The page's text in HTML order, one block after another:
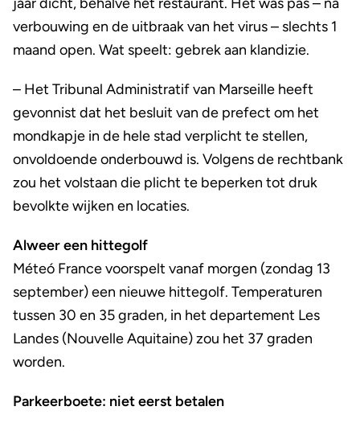
verbouwing en de uitbraak van het virus – slechts 1
maand open. Wat speelt: gebrek aan klandizie.
– Het Tribunal Administratif van Marseille heeft
gevonnist dat het besluit van de prefect om het
mondkapje in de hele stad verplicht te stellen,
onvoldoende onderbouwd is. Volgens de rechtbank
zou het volstaan die plicht te beperken tot druk
bevolkte wijken en locaties.
Alweer een hittegolf
Méteó France voorspelt vanaf morgen (zondag 13
september) een nieuwe hittegolf. Temperaturen
tussen 30 en 35 graden, in het departement Les
Landes (Nouvelle Aquitaine) zou het 37 graden
worden.
Parkeerboete: niet eerst betalen